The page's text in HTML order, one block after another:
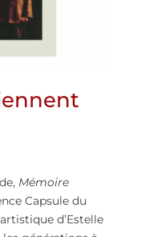
Mémoire
Capsule du
d’Estelle